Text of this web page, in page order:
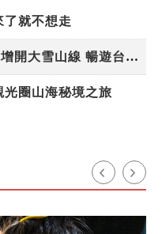
了就不想走
台灣好行／新路線！下半年增開大雪山線 暢遊台中更便利
圈山海秘境之旅